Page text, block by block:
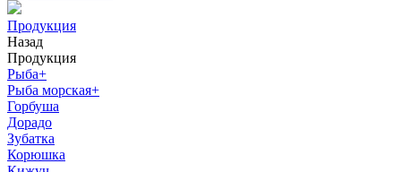
Продукция
Назад
Продукция
Рыба+
Рыба морская+
Горбуша
Дорадо
Зубатка
Корюшка